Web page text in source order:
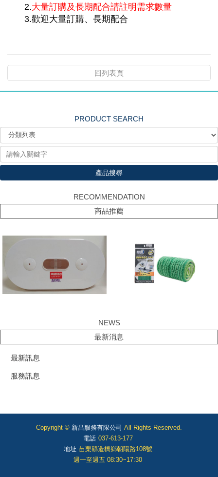
2.大量訂購及長期配合請註明需求數量
3.歡迎大量訂購、長期配合
回列表頁
PRODUCT SEARCH
產品搜尋
RECOMMENDATION
商品推薦
NEWS
最新消息
最新訊息
服務訊息
Copyright © 新昌服務有限公司 All Rights Reserved.
電話 037-613-177
地址 苗栗縣造橋鄉朝陽路108號
週一至週五 08:30~17:30